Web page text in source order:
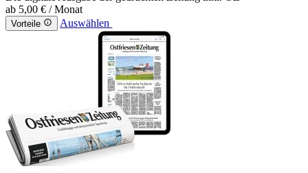
ab 5,00 € / Monat
Vorteile Auswählen